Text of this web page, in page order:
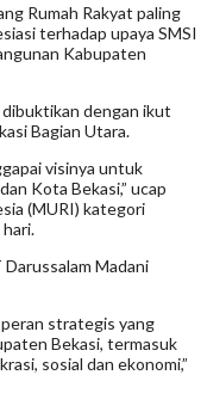
Rumah Rakyat paling
terhadap upaya SMSI
Kabupaten
dengan ikut
Bagian Utara.
visinya untuk
Kota Bekasi,” ucap
(MURI) kategori
Madani
peran strategis yang
Bekasi, termasuk
sosial dan ekonomi,”